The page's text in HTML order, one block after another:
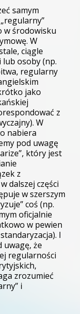
samym
w środowisku
W
ciągle
lub osoby (np.
regularny
jako
z
W
nabiera
pod uwagę
który jest
z
dalszej części
w szerszym
coś (np.
oficjalnie
w pewien
I
uwagę, że
regularności
zrozumieć
i